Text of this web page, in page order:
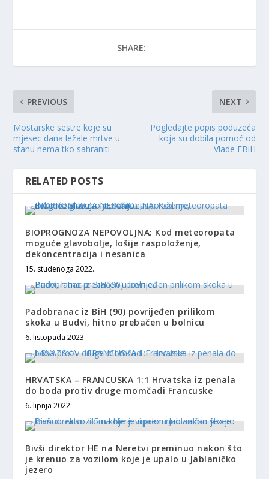
SHARE:
PREVIOUS
Mostarske sestre koje su
mjesec dana ležale mrtve u
stanu nema tko sahraniti
NEXT
Pogledajte popis poduzeća
koja su dobila pomoć od
Vlade FBiH
RELATED POSTS
BIOPROGNOZA NEPOVOLJNA: Kod meteoropata
moguće glavobolje, lošije raspoloženje,
dekoncentracija i nesanica
15. studenoga 2022.
Padobranac iz BiH (90) povrijeđen prilikom
skoka u Budvi, hitno prebačen u bolnicu
6. listopada 2023.
HRVATSKA – FRANCUSKA 1:1 Hrvatska iz penala
do boda protiv druge momčadi Francuske
6. lipnja 2022.
Bivši direktor HE na Neretvi preminuo nakon što
je krenuo za vozilom koje je upalo u Jablaničko
jezero